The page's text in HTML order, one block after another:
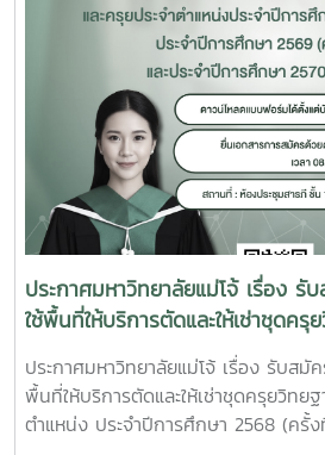
ประกาศมหาวิทยาลัยแม่โจ้ เรื่อง รั
ใช้พื้นที่ให้บริการตัดและให้เช่าชุดครุ
ประจำตำแหน่ง ประจำปีการศึกษา
ประจำปีการศึกษา 2569 (ครั้งที่
ศึกษา 2570 (ครั้งที่ 51)
ประกาศมหาวิทยาลัยแม่โจ้ เรื่อง รับสมั
พื้นที่ให้บริการตัดและให้เช่าชุดครุยวิทยฐ
ตำแหน่ง ประจำปีการศึกษา 2568 (ครั้